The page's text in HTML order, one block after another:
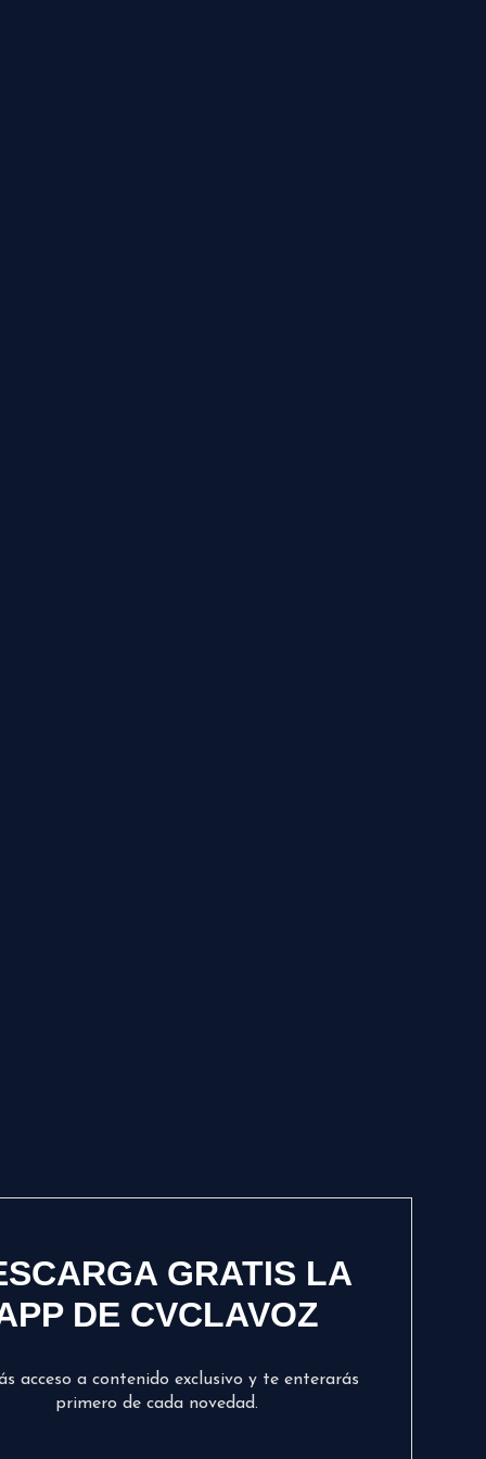
GRATIS LA
DE CVCLAVOZ
acceso a contenido exclusivo y te enterarás
primero de cada novedad.